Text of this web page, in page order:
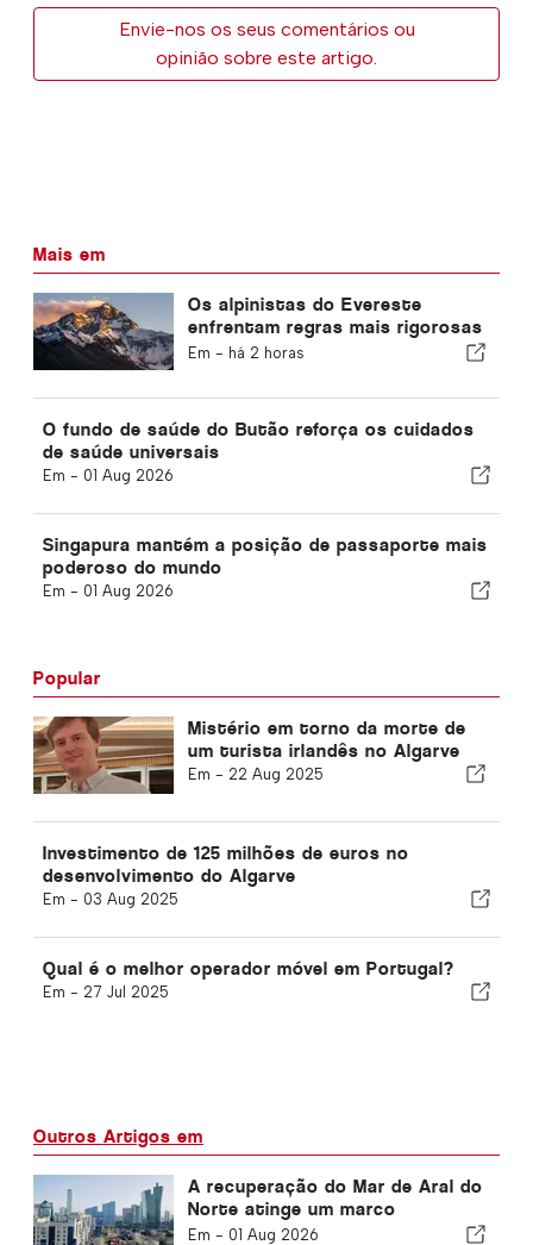
Envie-nos os seus comentários ou
opinião sobre este artigo.
Mais em
Os alpinistas do Evereste
enfrentam regras mais rigorosas
em matéria de experiência
Em - há 2 horas
O fundo de saúde do Butão reforça os cuidados
de saúde universais
Em - 01 Aug 2026
Singapura mantém a posição de passaporte mais
poderoso do mundo
Em - 01 Aug 2026
Popular
Mistério em torno da morte de
um turista irlandês no Algarve
Em - 22 Aug 2025
Investimento de 125 milhões de euros no
desenvolvimento do Algarve
Em - 03 Aug 2025
Qual é o melhor operador móvel em Portugal?
Em - 27 Jul 2025
Outros Artigos em
A recuperação do Mar de Aral do
Norte atinge um marco
importante
Em - 01 Aug 2026